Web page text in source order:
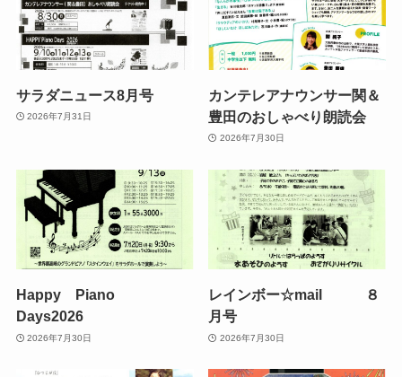
サラダニュース8月号
2026年7月31日
カンテレアナウンサー関＆
豊田のおしゃべり朗読会
2026年7月30日
Happy Piano
Days2026
2026年7月30日
レインボー☆mail ８
月号
2026年7月30日